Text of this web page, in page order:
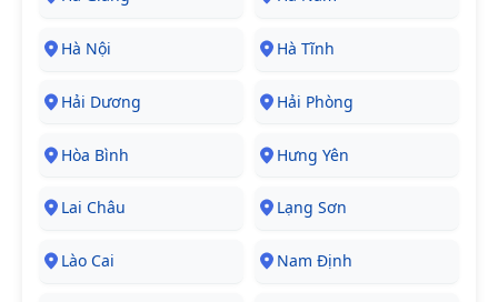
Hà Nội Hà Tĩnh
Hải Dương Hải Phòng
Hòa Bình Hưng Yên
Lai Châu Lạng Sơn
Lào Cai Nam Định